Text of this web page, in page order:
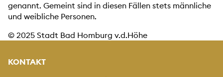
genannt. Gemeint sind in diesen Fällen stets männliche
und weibliche Personen.
© 2025 Stadt Bad Homburg v.d.Höhe
KONTAKT